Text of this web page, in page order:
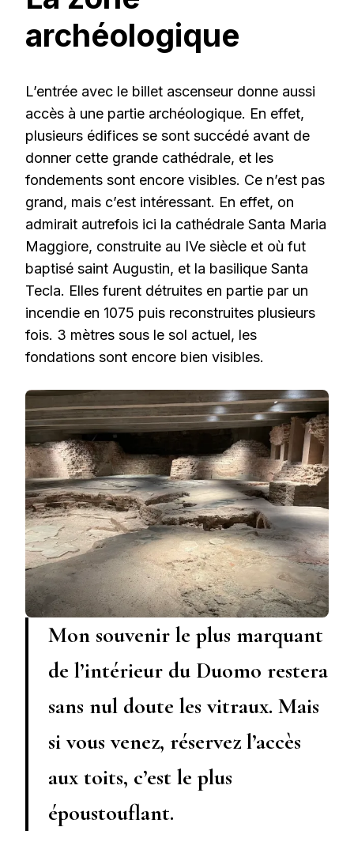
archéologique
L’entrée avec le billet ascenseur donne aussi
accès à une partie archéologique. En effet,
plusieurs édifices se sont succédé avant de
donner cette grande cathédrale, et les
fondements sont encore visibles. Ce n’est pas
grand, mais c’est intéressant. En effet, on
admirait autrefois ici la cathédrale Santa Maria
Maggiore, construite au IVe siècle et où fut
baptisé saint Augustin, et la basilique Santa
Tecla. Elles furent détruites en partie par un
incendie en 1075 puis reconstruites plusieurs
fois. 3 mètres sous le sol actuel, les
fondations sont encore bien visibles.
Mon souvenir le plus marquant
de l’intérieur du Duomo restera
sans nul doute les vitraux. Mais
si vous venez, réservez l’accès
aux toits, c’est le plus
époustouflant.